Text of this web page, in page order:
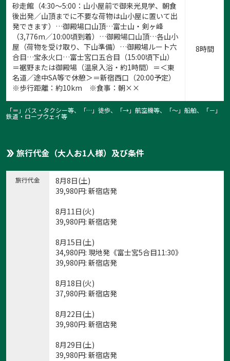
砂走館（4:30～5:00：山小屋前で御来光見学、朝食
後出発／山頂までに不要な荷物は山小屋に置いて出
発できます）…御殿場口山頂…富士山・剣ヶ峰
（3,776m／10:00頃到着）…御殿場口山頂…各山小
屋（荷物を受け取り、下山準備）…御殿場ルート六
合目…宝永火口…富士宮口五合目（15:00頃下山）
＝裾野または御殿場（温泉入浴・約1時間）＝＜東
名道／途中SA等で休憩＞＝新宿西口（20:00予定）
※歩行距離：約10km ※食事：朝××
8時間
「＝」バス・タクシー等、「…」徒歩、「→」航空機等、「〜」船舶、「－」
鉄道・ロープウェイ等
旅行代金（大人お1人様）及び条件
旅行代金
8月8日(土)
39,980円: 新宿店発
8月11日(火)
39,980円: 新宿店発
8月15日(土)
34,980円: 現地発《富士宮5合目11:30》
39,980円: 新宿店発
8月18日(火)
37,980円: 新宿店発
8月22日(土)
39,980円: 新宿店発
8月29日(土)
39,980円: 新宿店発